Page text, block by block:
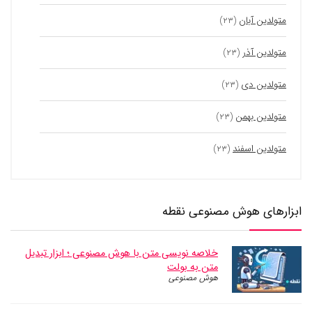
متولدین آبان (۲۳)
متولدین آذر (۲۳)
متولدین دی (۲۳)
متولدین بهمن (۲۳)
متولدین اسفند (۲۳)
ابزارهای هوش مصنوعی نقطه
خلاصه نویسی متن با هوش مصنوعی ؛ ابزار تبدیل
متن به بولت
هوش مصنوعی